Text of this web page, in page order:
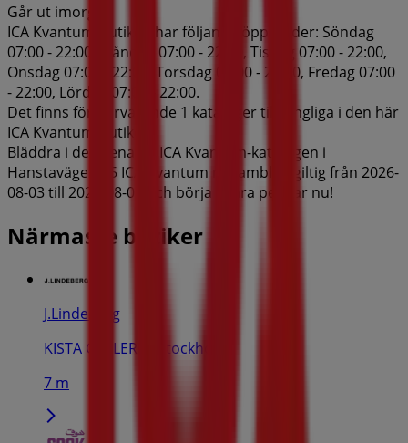
Går ut imorgon
ICA Kvantum-butiken har följande öppettider: Söndag
07:00 - 22:00, Måndag 07:00 - 22:00, Tisdag 07:00 - 22:00,
Onsdag 07:00 - 22:00, Torsdag 07:00 - 22:00, Fredag 07:00
- 22:00, Lördag 07:00 - 22:00.
Det finns för närvarande 1 kataloger tillgängliga i den här
ICA Kvantum-butiken.
Bläddra i den senaste ICA Kvantum-katalogen i
Hanstavägen 55 ICA Kvantum reklamblad giltig från 2026-
08-03 till 2026-08-09 och börja spara pengar nu!
Närmaste butiker
J.Lindeberg
KISTA GALLERIA, Stockholm
7 m